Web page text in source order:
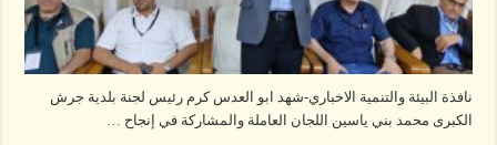
نافذة البيئة والتنمية الاخباري-شهد ابو العدس كرم رئيس لجنة بلدية جرش
الكبرى محمد بني ياسين اللجان العاملة والمشاركة في إنجاح …